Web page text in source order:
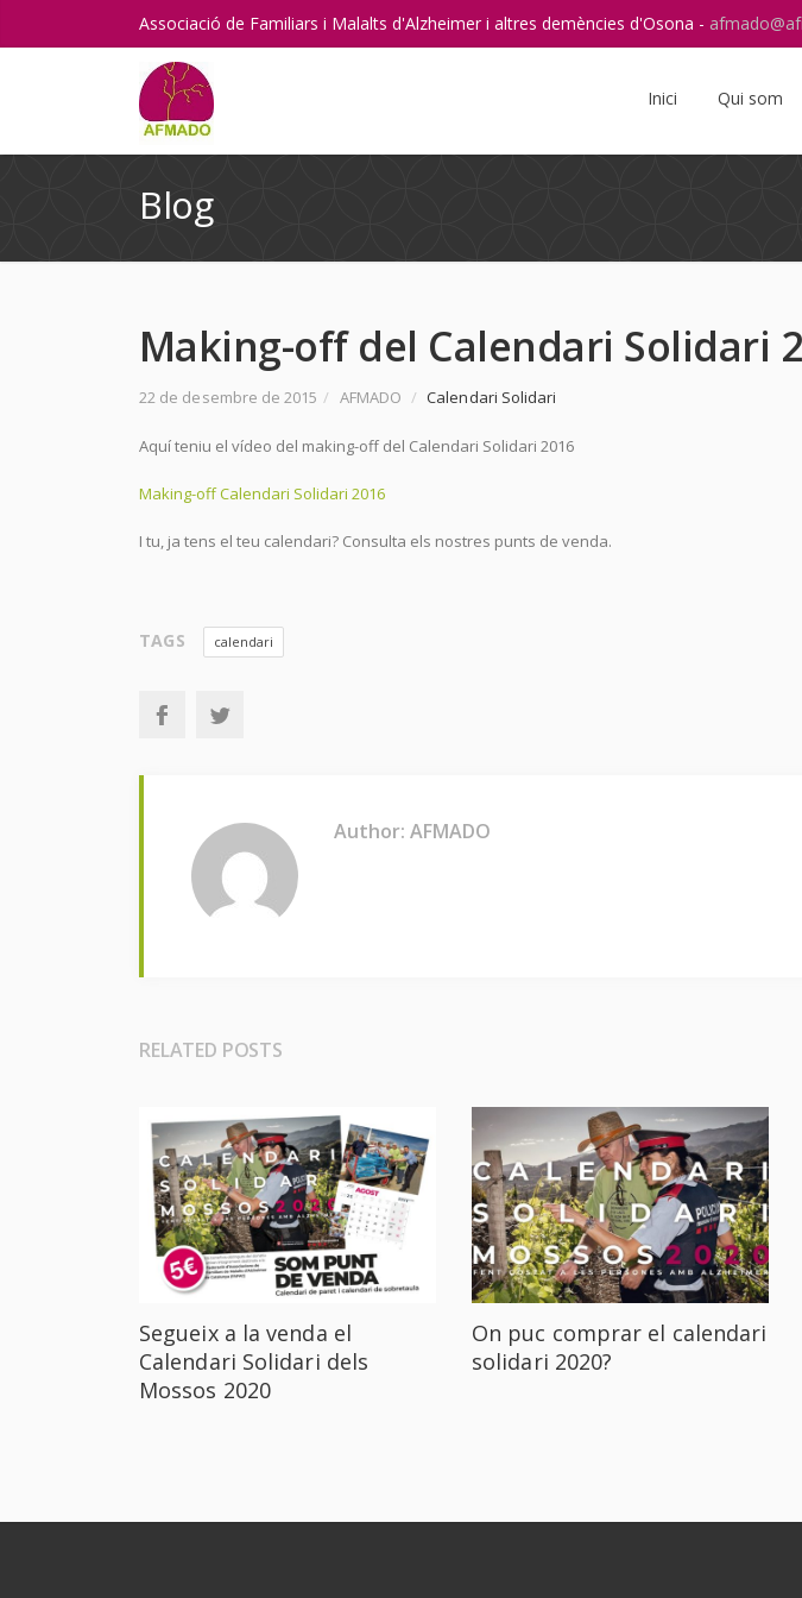
Associació de Familiars i Malalts d'Alzheimer i altres demències d'Osona -
Instagram
RSS
Inici Qui som
Blog
Making-off del Calendari Solidari
22 de desembre de 2015 / AFMADO / Calendari Solidari
Aquí teniu el vídeo del making-off del Calendari Solidari 2016
Making-off Calendari Solidari 2016
I tu, ja tens el teu calendari? Consulta els nostres punts de venda.
TAGS calendari
Author: AFMADO
RELATED POSTS
Segueix a la venda el
Calendari Solidari dels
Mossos 2020
On puc comprar el calendari
solidari 2020?